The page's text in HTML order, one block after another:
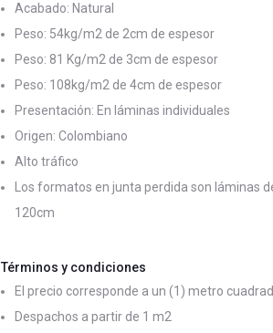
Acabado: Natural
Peso: 54kg/m2 de 2cm de espesor
Peso: 81 Kg/m2 de 3cm de espesor
Peso: 108kg/m2 de 4cm de espesor
Presentación: En láminas individuales
Origen: Colombiano
Alto tráfico
Los formatos en junta perdida son láminas
120cm
Términos y condiciones
El precio corresponde a un (1) metro
Despachos a partir de 1 m2